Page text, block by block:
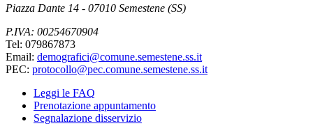
Piazza Dante 14 - 07010 Semestene (SS)
P.IVA: 00254670904
Tel: 079867873
Email: demografici@comune.semestene.ss.it
PEC: protocollo@pec.comune.semestene.ss.it
Leggi le FAQ
Prenotazione appuntamento
Segnalazione disservizio